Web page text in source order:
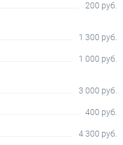
200 руб.
1 300 руб.
1 000 руб.
3 000 руб.
400 руб.
4 300 руб.